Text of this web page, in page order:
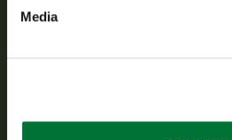
Media
hallintotehtävistä.